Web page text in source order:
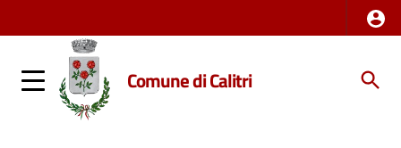
Comune di Calitri